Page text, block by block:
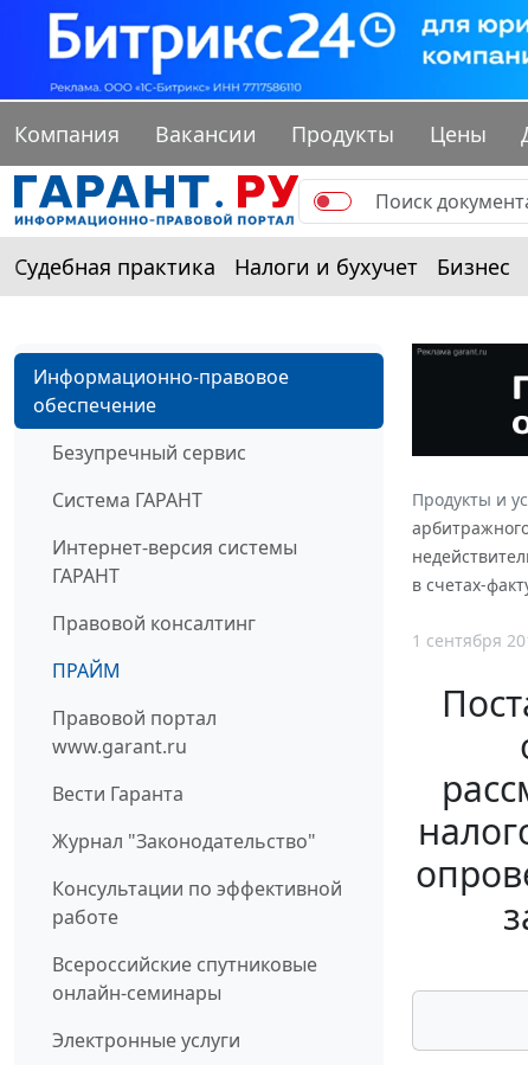
Компания Вакансии Продукты Цены
Судебная практика Налоги и бухучет Бизнес
Информационно-правовое
обеспечение
Безупречный сервис
Система ГАРАНТ
Интернет-версия системы
ГАРАНТ
Правовой консалтинг
ПРАЙМ
Правовой портал
www.garant.ru
Вести Гаранта
Журнал "Законодательство"
Консультации по эффективной
работе
Всероссийские спутниковые
онлайн-семинары
Электронные услуги
Продукты и
в счетах-
1 сентября